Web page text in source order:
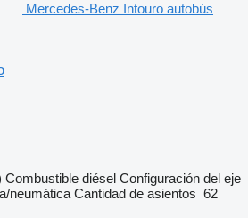
Mercedes-Benz Intouro autobús
Combustible diésel Configuración del eje
neumática Cantidad de asientos 62